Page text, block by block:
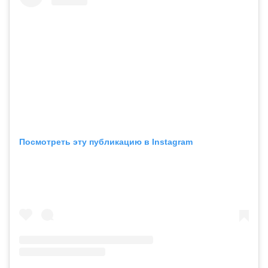
Посмотреть эту публикацию в Instagram